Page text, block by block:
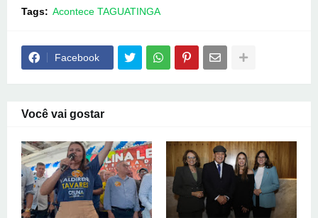
Tags: Acontece TAGUATINGA
Facebook
Você vai gostar